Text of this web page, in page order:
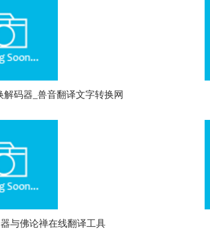
码器_兽音翻译文字转换网
与佛论禅在线翻译工具